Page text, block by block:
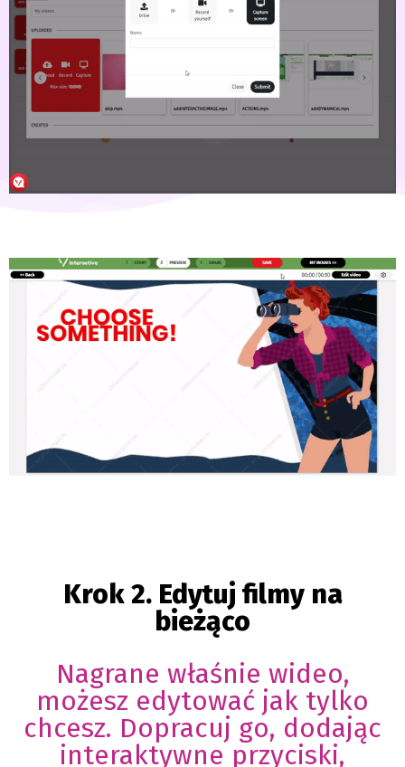
Krok 2. Edytuj filmy na
bieżąco
Nagrane właśnie wideo,
możesz edytować jak tylko
chcesz. Dopracuj go, dodając
interaktywne przyciski,